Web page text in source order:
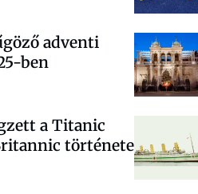
adventi
ben
a Titanic
története